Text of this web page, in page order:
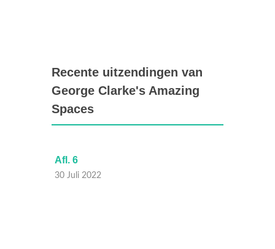
Recente uitzendingen van
George Clarke's Amazing
Spaces
Afl. 6
30 Juli 2022